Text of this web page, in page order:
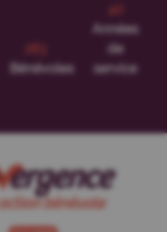
Bénévoles
49
Années
de
service